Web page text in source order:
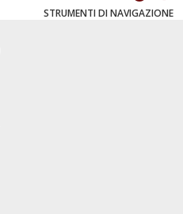
STRUMENTI DI NAVIGAZIONE